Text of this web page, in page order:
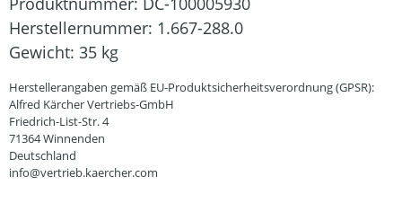
Herstellernummer: 1.667-288.0
Gewicht: 35 kg
Herstellerangaben gemäß EU-Produktsicherheitsverordnung (GPSR):
Alfred Kärcher Vertriebs-GmbH
Friedrich-List-Str. 4
71364 Winnenden
Deutschland
info@vertrieb.kaercher.com